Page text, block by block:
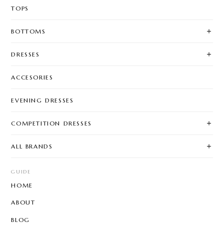
TOPS
BOTTOMS
DRESSES
ACCESORIES
EVENING DRESSES
COMPETITION DRESSES
ALL BRANDS
GUIDE
HOME
ABOUT
BLOG